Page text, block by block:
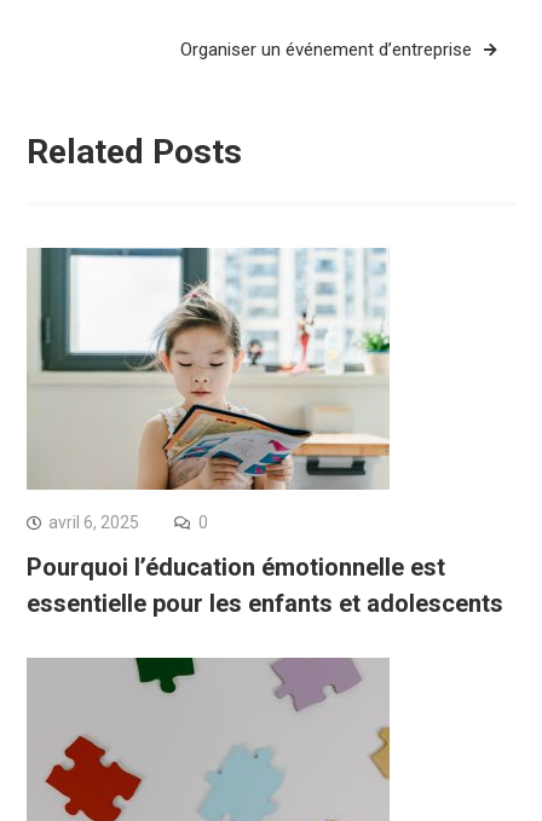
Organiser un événement d’entreprise
Related Posts
avril 6, 2025 0
Pourquoi l’éducation émotionnelle est
essentielle pour les enfants et adolescents